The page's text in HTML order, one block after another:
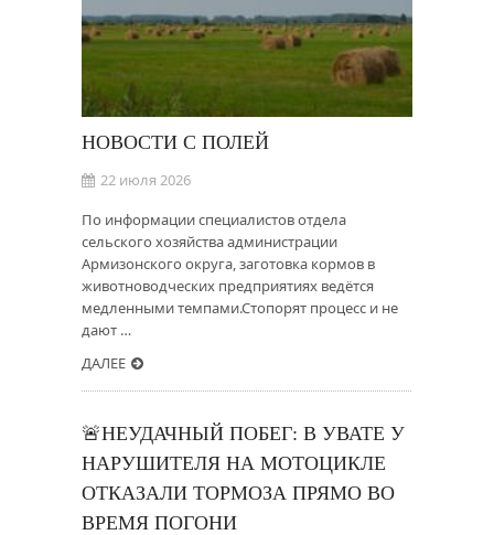
НОВОСТИ С ПОЛЕЙ
22 июля 2026
По информации специалистов отдела
сельского хозяйства администрации
Армизонского округа, заготовка кормов в
животноводческих предприятиях ведётся
медленными темпами.Стопорят процесс и не
дают …
ДАЛЕЕ
🚨НЕУДАЧНЫЙ ПОБЕГ: В УВАТЕ У
НАРУШИТЕЛЯ НА МОТОЦИКЛЕ
ОТКАЗАЛИ ТОРМОЗА ПРЯМО ВО
ВРЕМЯ ПОГОНИ